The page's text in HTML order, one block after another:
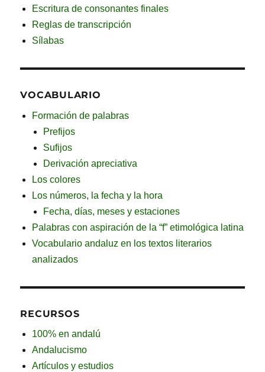
Escritura de consonantes finales
Reglas de transcripción
Sílabas
VOCABULARIO
Formación de palabras
Prefijos
Sufijos
Derivación apreciativa
Los colores
Los números, la fecha y la hora
Fecha, días, meses y estaciones
Palabras con aspiración de la “f” etimológica latina
Vocabulario andaluz en los textos literarios
analizados
RECURSOS
100% en andalú
Andalucismo
Artículos y estudios